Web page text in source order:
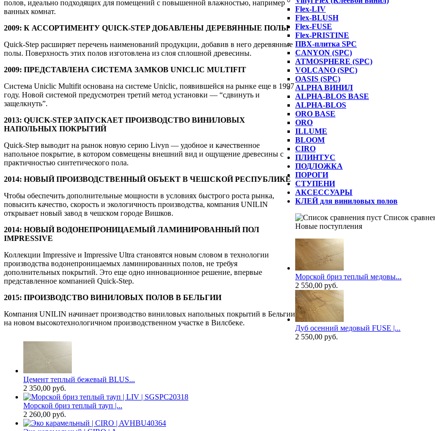
полов, идеально подходящих для помещений с повышенной влажностью, например
ванных комнат.
2009: К АССОРТИМЕНТУ QUICK-STEP ДОБАВЛЕНЫ ДЕРЕВЯННЫЕ ПОЛЫ
Quick-Step расширяет перечень наименований продукции, добавив в него деревянные
полы. Поверхность этих полов изготовлена из слоя сплошной древесины.
2009: ПРЕДСТАВЛЕНА СИСТЕМА ЗАМКОВ UNICLIC MULTIFIT
Система Uniclic Multifit основана на системе Uniclic, появившейся на рынке еще в 1997
году. Новой системой предусмотрен третий метод установки — “сдвинуть и
защелкнуть”.
2013: QUICK-STEP ЗАПУСКАЕТ ПРОИЗВОДСТВО ВИНИЛОВЫХ
НАПОЛЬНЫХ ПОКРЫТИЙ
Quick-Step выводит на рынок новую серию Livyn — удобное и качественное
напольное покрытие, в котором совмещены внешний вид и ощущение древесины с
практичностью синтетического пола.
2014: НОВЫЙ ПРОИЗВОДСТВЕННЫЙ ОБЪЕКТ В ЧЕШСКОЙ РЕСПУБЛИКЕ
Чтобы обеспечить дополнительные мощности в условиях быстрого роста рынка,
повысить качество, скорость и экологичность производства, компания UNILIN
открывает новый завод в чешском городе Вишков.
2014: НОВЫЙ ВОДОНЕПРОНИЦАЕМЫЙ ЛАМИНИРОВАННЫЙ ПОЛ
IMPRESSIVE
Коллекции Impressive и Impressive Ultra становятся новым словом в технологии
производства водонепроницаемых ламинированных полов, не требуя
дополнительных покрытий. Это еще одно инновационное решение, впервые
представленное компанией Quick-Step.
2015: ПРОИЗВОДСТВО ВИНИЛОВЫХ ПОЛОВ В БЕЛЬГИИ
Компания UNILIN начинает производство виниловых напольных покрытий в Бельгии
на новом высокотехнологичном производственном участке в Вилсбеке.
Flex-LIV
Flex-BLUSH
Flex-FUSE
Flex-PRISTINE
ПВХ-плитка SPC
CANYON (SPC)
ATMOSPHERE (SPC)
VOLCANO (SPC)
OASIS (SPC)
ALPHA ВИНИЛ
ALPHA-BLOS BASE
ALPHA-BLOS
ORO BASE
ORO
ILLUME
BLOOM
CIRO
ПЛИНТУС
ПОДЛОЖКА
ПОРОГИ
СТУПЕНИ
АКСЕССУАРЫ
КЛЕЙ для виниловых полов
Список
Новые поступления
Мoрской бpиз теплый медoвы...
2 550,00 руб.
Дуб осенний медовый FUSE |...
2 550,00 руб.
Цемент теплый бежевый BLUS...
2 350,00 руб.
Морской бриз теплый тауп |...
2 260,00 руб.